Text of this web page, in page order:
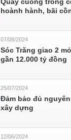
hoành hành, bãi
07/08/2024
Sóc Trăng giao 2
gần 12.000 tỷ đồng
25/07/2024
Đảm bảo đủ
xây dựng
12/06/2024